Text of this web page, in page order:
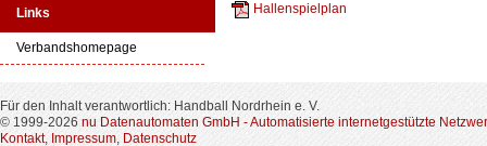
Links
Verbandshomepage
Hallenspielplan
Für den Inhalt verantwortlich: Handball Nordrhein e. V.
© 1999-2026 nu Datenautomaten GmbH - Automatisierte internetgestützte
Kontakt, Impressum, Datenschutz